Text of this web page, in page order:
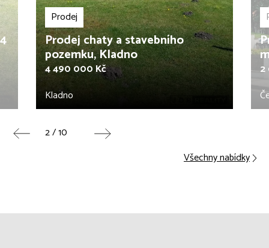
Prodej
Prodej chaty a stavebního
pozemku, Kladno
4 490 000 Kč
Kladno
2 / 10
Všechny nabídky